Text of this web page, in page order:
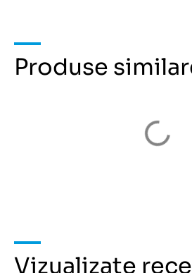
Produse
Vizualizate